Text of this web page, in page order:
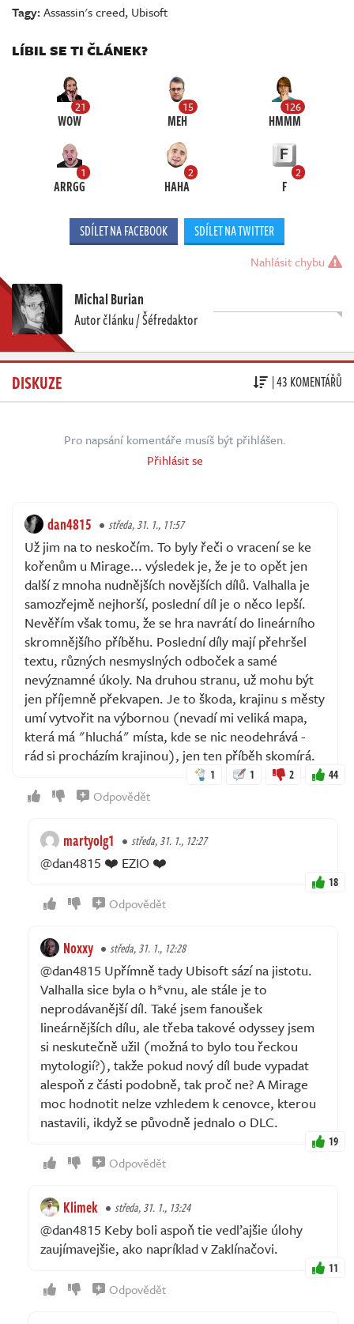
Tagy:Assassin's creed, Ubisoft
LÍBIL SE TI ČLÁNEK?
21
WOW
15
MEH
126
HMMM
1
ARRGG
2
HAHA
2
F
SDÍLET NA FACEBOOK SDÍLET NA TWITTER
Nahlásit chybu
Michal Burian
Autor článku / Šéfredaktor
DISKUZE | 43 KOMENTÁŘŮ
Pro napsání komentáře musíš být přihlášen.
Přihlásit se
dan4815 středa, 31. 1., 11:57
Už jim na to neskočím. To byly řeči o vracení se ke
kořenům u Mirage... výsledek je, že je to opět jen
další z mnoha nudnějších novějších dílů. Valhalla je
samozřejmě nejhorší, poslední díl je o něco lepší.
Nevěřím však tomu, že se hra navrátí do lineárního
skromnějšího příběhu. Poslední díly mají přehršel
textu, různých nesmyslných odboček a samé
nevýznamné úkoly. Na druhou stranu, už mohu být
jen příjemně překvapen. Je to škoda, krajinu s městy
umí vytvořit na výbornou (nevadí mi veliká mapa,
která má "hluchá" místa, kde se nic neodehrává -
rád si procházím krajinou), jen ten příběh skomírá.
1 1 2 44
Odpovědět
martyolg1 středa, 31. 1., 12:27
@dan4815 ❤️ EZIO ❤️
18
Odpovědět
Noxxy středa, 31. 1., 12:28
@dan4815 Upřímně tady Ubisoft sází na jistotu.
Valhalla sice byla o h*vnu, ale stále je to
neprodávanější díl. Také jsem fanoušek
lineárnějších dílu, ale třeba takové odyssey jsem
si neskutečně užil (možná to bylo tou řeckou
mytologií?), takže pokud nový díl bude vypadat
alespoň z části podobně, tak proč ne? A Mirage
moc hodnotit nelze vzhledem k cenovce, kterou
nastavili, ikdyž se původně jednalo o DLC.
19
Odpovědět
Klimek středa, 31. 1., 13:24
@dan4815 Keby boli aspoň tie vedľajšie úlohy
zaujímavejšie, ako napríklad v Zaklínačovi.
11
Odpovědět